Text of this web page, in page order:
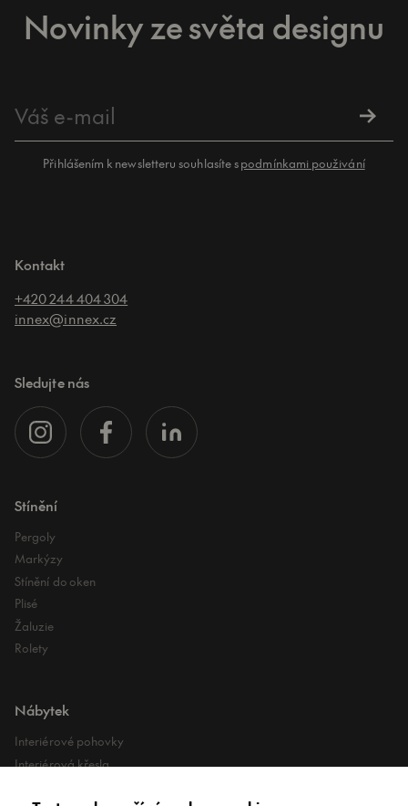
Novinky ze světa designu
Přihlášením k newsletteru souhlasíte spodmínkami použivání
Kontakt
+420 244 404 304
innex@innex.cz
Sledujte nás
Stínění
Pergoly
Markýzy
Stínění do oken
Plisé
Žaluzie
Rolety
Nábytek
Interiérové pohovky
Interiérová křesla